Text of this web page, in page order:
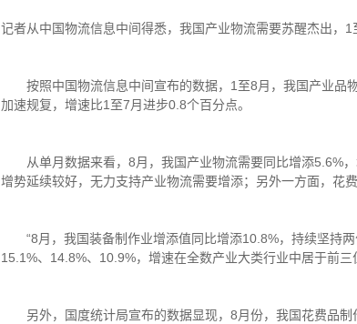
记者从中国物流信息中间得悉，我国产业物流需要苏醒杰出，
按照中国物流信息中间宣布的数据，1至8月，我国产业品
加速规复，增速比1至7月进步0.8个百分点。
从单月数据来看，8月，我国产业物流需要同比增添5.6%，
增势延续较好，无力支持产业物流需要增添；另外一方面，花
“8月，我国装备制作业增添值同比增添10.8%，持续坚持两
15.1%、14.8%、10.9%，增速在全数产业大类行业中居于前三
另外，国度统计局宣布的数据显现，8月份，我国花费品制